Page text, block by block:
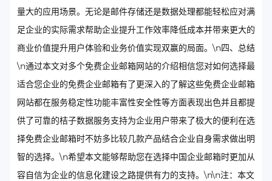
量大的应用场景。无论是邮件存储还是数据处理都能轻松应对满
足企业的实际需求帮助企业提升工作效率降低成本并带来更大的
商业价值提升用户体验和业务价值实现双赢的局面。\n四、总结
\n通过本文对多个免费企业邮箱网站的介绍相信您对如何选择最
适合您企业的免费企业邮箱有了更深入的了解这些免费企业邮箱
网站都在服务稳定性功能丰富性安全性等方面表现出色并且都提
供了可靠的桔子数据服务支持为企业用户带来了极大的便利在选
择免费企业邮箱时不妨多比较几款产品结合企业自身需求做出明
智的选择。\n希望本文能够帮助您在选择中国企业邮箱时更加从
容自信为企业的信息化建设之路提供有力的支持。\n\n注：本文